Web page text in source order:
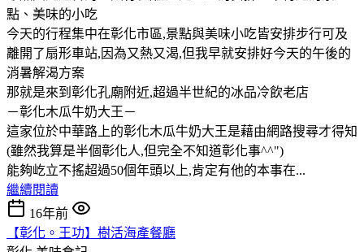
點、美味的小吃
今天的行程集中在彰化市區,景點與美味小吃皆安排步行可及
離開了扇形車站,因為又熱又渴,但我早就安排好今天的午後的
消暑解渴方案
那就是來到彰化孔廟附近,超過半世紀的冰品冷飲老店
－彰化木瓜牛奶大王－
這家位於中華路上的彰化木瓜牛奶大王是藉由網路搜尋才得知
(雖然我算是半個彰化人,但完全不知道彰化事^^")
能夠屹立不搖超過50個年頭以上,肯定有他的本事在...
繼續閱讀
16年前
【彰化。王功】樹活海產餐廳